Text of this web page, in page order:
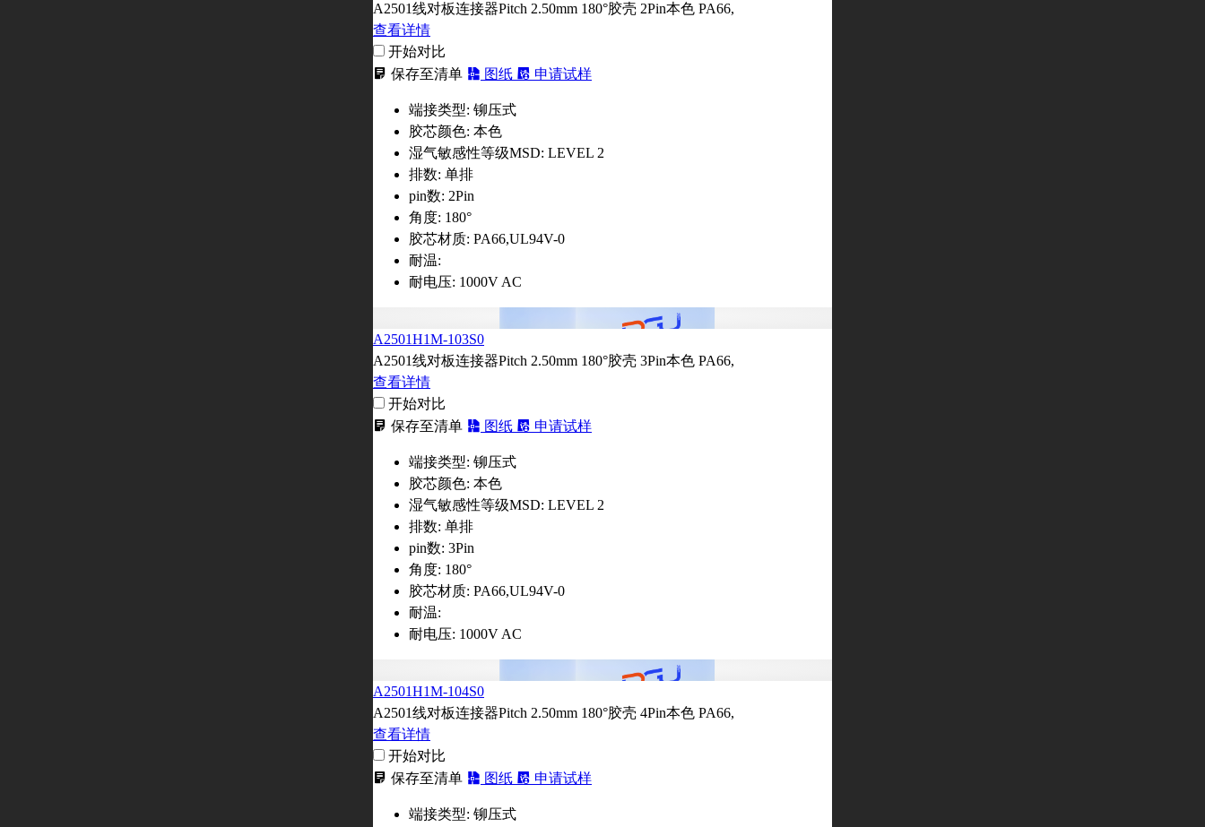
A2501线对板连接器Pitch 2.50mm 180°胶壳 2Pin本色 PA66,
查看详情
开始对比
保存至清单
图纸 申请试样
端接类型: 铆压式
胶芯颜色: 本色
湿气敏感性等级MSD: LEVEL 2
排数: 单排
pin数: 2Pin
角度: 180°
胶芯材质: PA66,UL94V-0
耐温:
耐电压: 1000V AC
A2501H1M-103S0
A2501线对板连接器Pitch 2.50mm 180°胶壳 3Pin本色 PA66,
查看详情
开始对比
保存至清单
图纸 申请试样
端接类型: 铆压式
胶芯颜色: 本色
湿气敏感性等级MSD: LEVEL 2
排数: 单排
pin数: 3Pin
角度: 180°
胶芯材质: PA66,UL94V-0
耐温:
耐电压: 1000V AC
A2501H1M-104S0
A2501线对板连接器Pitch 2.50mm 180°胶壳 4Pin本色 PA66,
查看详情
开始对比
保存至清单
图纸 申请试样
端接类型: 铆压式